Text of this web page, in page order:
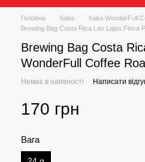
Головна Кава
Кава WonderFull
Brewing Bag Costa Rica Las Lajas Finca
Brewing Bag Costa
WonderFull Coffee
Немає в наявності Написати
170 грн
Вага